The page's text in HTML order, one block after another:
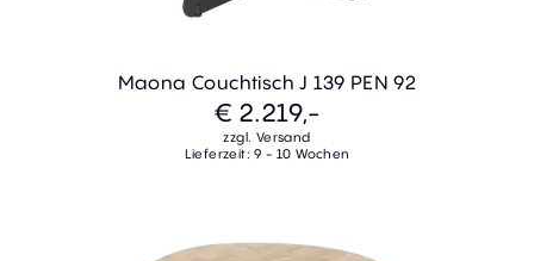
Maona Couchtisch J 139 PEN 92
€ 2.219,-
zzgl. Versand
Lieferzeit: 9 - 10 Wochen